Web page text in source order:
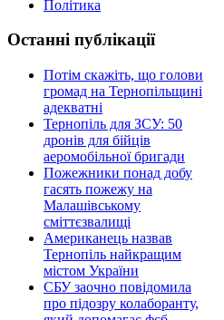
Політика
Останні публікації
Потім скажіть, що голови
громад на Тернопільщині
адекватні
Тернопіль для ЗСУ: 50
дронів для бійців
аеромобільної бригади
Пожежники понад добу
гасять пожежу на
Малашівському
сміттєзвалищі
Американець назвав
Тернопіль найкращим
містом України
СБУ заочно повідомила
про підозру колаборанту,